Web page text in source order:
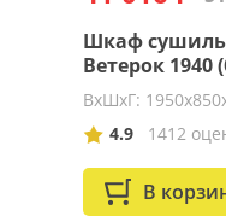
Шкаф
Ветерок 1940
ВхШхГ:
4.9
1412
В